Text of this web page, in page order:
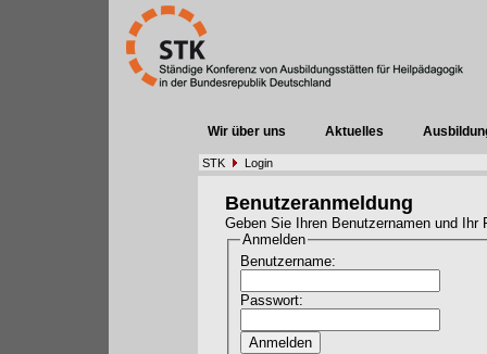
Wir über uns Aktuelles
STK Login
Benutzeranmeldung
Geben Sie Ihren Benutzernamen und
Anmelden
Benutzername:
Passwort: